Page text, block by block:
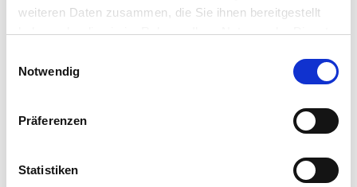
weiteren Daten zusammen, die Sie ihnen bereitgestellt
haben oder die sie im Rahmen Ihrer Nutzung der Dienste
Notwendig
Präferenzen
Statistiken
Wohnung
Weiterlesen...